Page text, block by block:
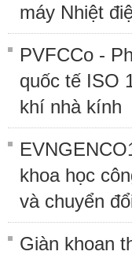
máy Nhiệt
PVFCCo -
quốc tế ISO
khí nhà kính
khoa học
và chuyển
Giàn khoan